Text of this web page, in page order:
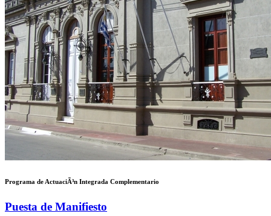
Programa de ActuaciÃ³n Integrada Complementario
Puesta de Manifiesto